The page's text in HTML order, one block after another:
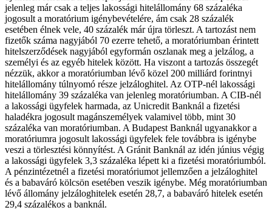
jelenleg már csak a teljes lakossági hitelállomány 68 százaléka
jogosult a moratórium igénybevételére, ám csak 28 százalék
esetében élnek vele, 40 százalék már újra törleszt. A tartozást nem
fizetők száma nagyjából 70 ezerre tehető, a moratóriumban érintett
hitelszerződések nagyjából egyformán oszlanak meg a jelzálog, a
személyi és az egyéb hitelek között. Ha viszont a tartozás összegét
nézzük, akkor a moratóriumban lévő közel 200 milliárd forintnyi
hitelállomány túlnyomó része jelzáloghitel. Az OTP-nél lakossági
hitelállomány 39 százaléka van jelenleg moratóriumban. A CIB-nél
a lakossági ügyfelek harmada, az Unicredit Banknál a fizetési
haladékra jogosult magánszemélyek valamivel több, mint 30
százaléka van moratóriumban. A Budapest Banknál ugyanakkor a
moratóriumra jogosult lakossági ügyfelek fele továbbra is igénybe
veszi a törlesztési könnyítést. A Gránit Banknál az idén június végig
a lakossági ügyfelek 3,3 százaléka lépett ki a fizetési moratóriumból.
A pénzintézetnél a fizetési moratóriumot jellemzően a jelzáloghitel
és a babaváró kölcsön esetében veszik igénybe. Még moratóriumban
lévő állomány jelzáloghitelek esetén 28,7, a babaváró hitelek esetén
29,4 százalékos a banknál.